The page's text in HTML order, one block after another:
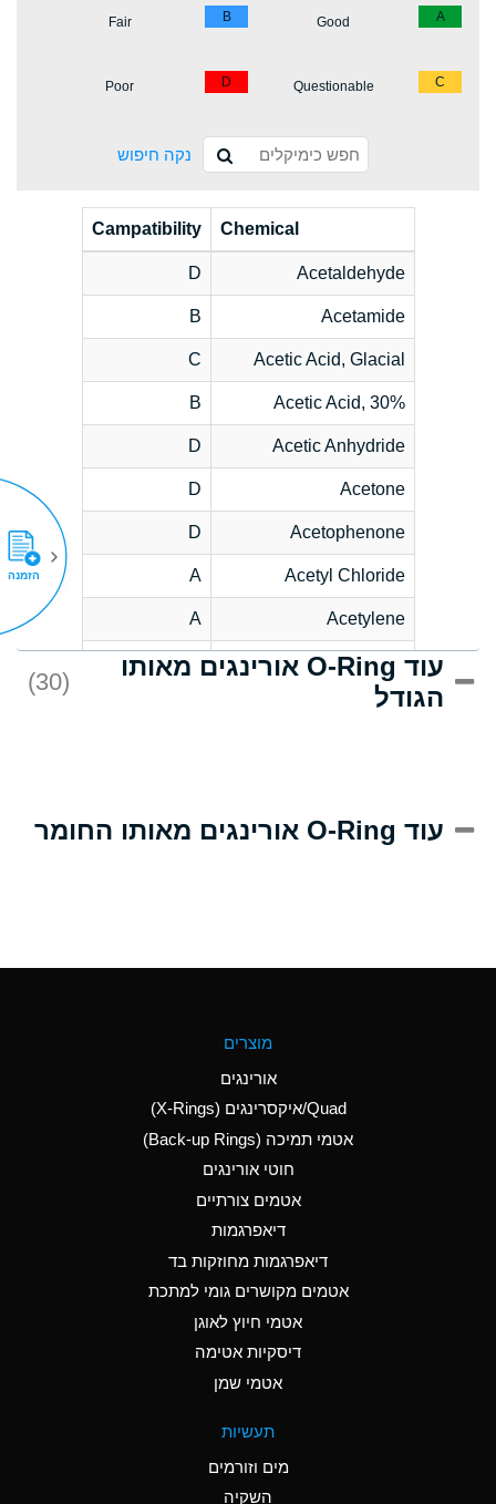
A
Good
B
Fair
C
Questionable
D
Poor
נקה חיפוש
Chemical
Campatibility
Acetaldehyde
D
Acetamide
B
Acetic Acid, Glacial
C
Acetic Acid, 30%
B
Acetic Anhydride
D
Acetone
D
Acetophenone
D
Acetyl Chloride
A
Acetylene
A
Acrlylonitrile
C
Adipic Acid
(Aqueous)
Aluminum Nitrate
(Aqueous)
Aluminum Phosphate
Ammonia Anhydrous
D
Ammonia Gas (cold)
D
Ammonia Gas (hot)
עוד O-Ring אורינגים מאותו
הגודל
(30)
עוד O-Ring אורינגים מאותו החומר
מוצרים
אורינגים
Quad/איקסרינגים (X-Rings)
אטמי תמיכה (Back-up Rings)
חוטי אורינגים
אטמים צורתיים
דיאפרגמות
דיאפרגמות מחוזקות בד
אטמים מקושרים גומי למתכת
אטמי חיוץ לאוגן
דיסקיות אטימה
אטמי שמן
תעשיות
מים וזורמים
השקיה
הזמנה